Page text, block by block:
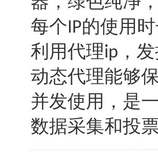
每个IP的使用
利用代理ip ，
动态代理能够
并发使用，是
数据采集和投票